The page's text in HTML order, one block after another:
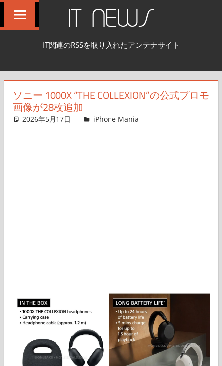
へ
IT NEWS
IT関連のRSSを取り入れたアンテナサイト
ソニー 1000X “THE COLLEXION”の公式プロモ
画像が28枚追加
2026年5月17日 FT729
iPhone Mania